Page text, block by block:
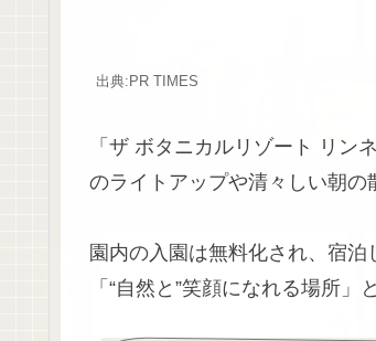
出典:PR TIMES
「ザ ボタニカルリゾート リン
のライトアップや清々しい朝の
園内の入園は無料化され、宿
「“自然と”笑顔になれる場所